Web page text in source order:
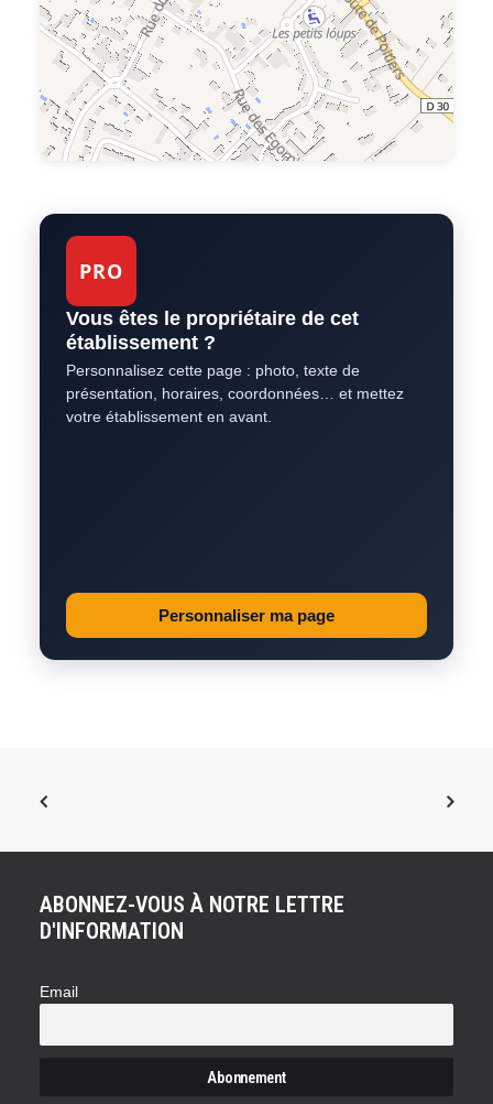
PRO
Vous êtes le propriétaire de cet
établissement ?
Personnalisez cette page : photo, texte de
présentation, horaires, coordonnées… et mettez
votre établissement en avant.
Personnaliser ma page
ABONNEZ-VOUS À NOTRE LETTRE
D'INFORMATION
Email